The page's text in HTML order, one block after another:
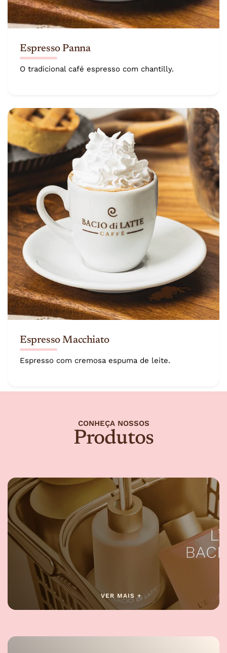
Espresso Panna
O tradicional café espresso com chantilly.
Espresso Macchiato
Espresso com cremosa espuma de leite.
CONHEÇA NOSSOS
Produtos
VER MAIS +